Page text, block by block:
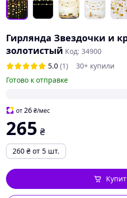
Гирлянда Звездочки и
золотистый Код: 34900
5.0 (1)
30+ купили
Готово к отправке
от26₴/мес
265 ₴
260 ₴ от 5 шт.